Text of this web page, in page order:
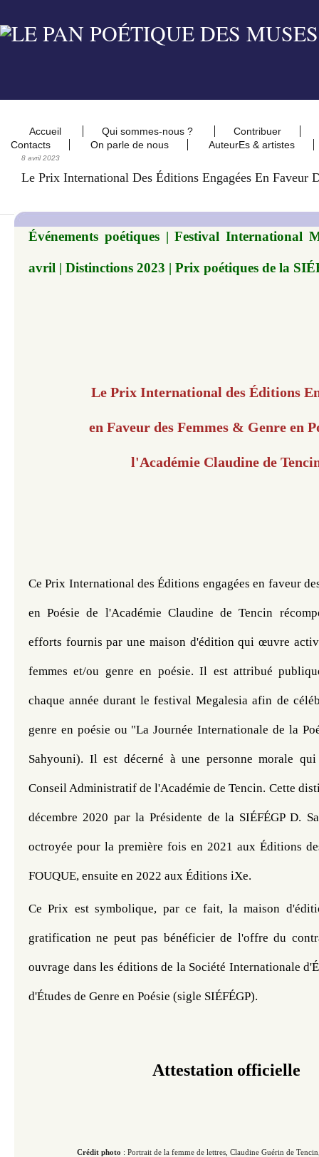
Accueil Qui sommes-nous ?
Contribuer
Contacts
On parle de nous AuteurEs & artistes
8 avril 2023
Le Prix International Des Éditions Engagées En Faveur
Événements poétiques | Festival International
avril | Distinctions 2023 | Prix poétiques de la
Le Prix International des Éditions
en Faveur des Femmes & Genre en
l'Académie Claudine de
Ce Prix International des Éditions engagées en faveur
en Poésie de l'Académie Claudine de Tencin
efforts fournis par une maison d'édition qui œuvre
femmes et/ou genre en poésie. Il est attribué
chaque année durant le festival Megalesia afin de
genre en poésie ou "La Journée Internationale de la
Sahyouni). Il est décerné à une personne morale
Conseil Administratif de l'Académie de Tencin. Cette
décembre 2020 par la Présidente de la SIÉFÉGP D.
octroyée pour la première fois en 2021 aux Éditions
FOUQUE, ensuite en 2022 aux Éditions iXe.
Ce Prix est symbolique, par ce fait, la maison
gratification ne peut pas bénéficier de l'offre du
ouvrage dans les éditions de la Société Internationale
d'Études de Genre en Poésie (sigle SIÉFÉGP).
Attestation officielle
Crédit photo : Portrait de la femme de lettres, Claudine Guérin de